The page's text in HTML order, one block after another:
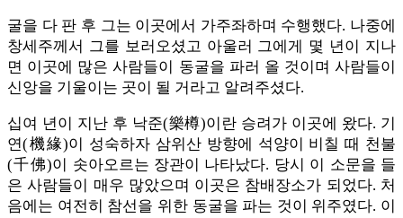
굴을 다 판 후 그는 이곳에서 가주좌하며 수행했다. 나중에
창세주께서 그를 보러오셨고 아울러 그에게 몇 년이 지나
면 이곳에 많은 사람들이 동굴을 파러 올 것이며 사람들이
신앙을 기울이는 곳이 될 거라고 알려주셨다.
십여 년이 지난 후 낙준(樂樽)이란 승려가 이곳에 왔다. 기
연(機緣)이 성숙하자 삼위산 방향에 석양이 비칠 때 천불
(千佛)이 솟아오르는 장관이 나타났다. 당시 이 소문을 들
은 사람들이 매우 많았으며 이곳은 참배장소가 되었다. 처
음에는 여전히 참선을 위한 동굴을 파는 것이 위주였다. 이